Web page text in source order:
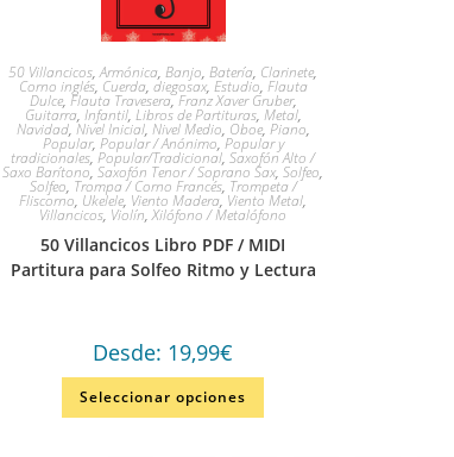
50 Villancicos,Armónica,Banjo,Batería, Clarinete,
Corno inglés, Cuerda, diegosax, Estudio, Flauta
Dulce, Flauta Travesera,Franz Xaver Gruber,
Guitarra, Infantil, Libros de Partituras, Metal,
Navidad, Nivel Inicial, Nivel Medio, Oboe, Piano,
Popular, Popular / Anónimo,Popular y
tradicionales,Popular/Tradicional,Saxofón Alto /
Saxo Barítono,Saxofón Tenor / Soprano Sax,Solfeo,
Solfeo, Trompa / Corno Francés, Trompeta /
Fliscorno, Ukelele, Viento Madera, Viento Metal,
Villancicos, Violín,Xilófono / Metalófono
50 Villancicos Libro PDF / MIDI
Partitura para Solfeo Ritmo y Lectura
Desde: 19,99€
Seleccionar opciones